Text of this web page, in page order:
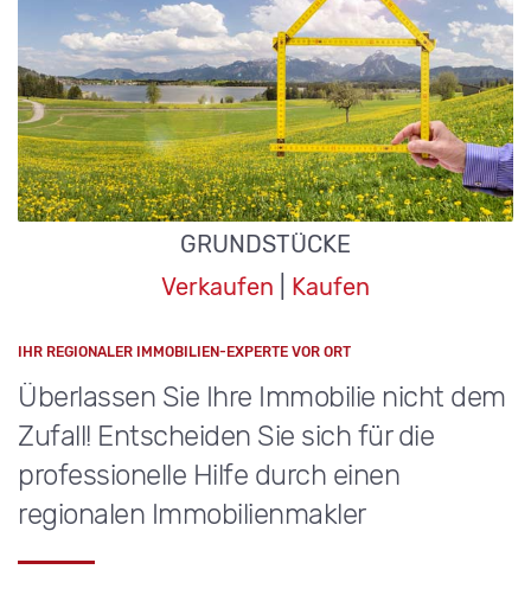
GRUNDSTÜCKE
Verkaufen
Kaufen
IHR REGIONALER IMMOBILIEN-EXPERTE VOR ORT
Überlassen Sie Ihre Immobilie nicht dem
Zufall! Entscheiden Sie sich für die
professionelle Hilfe durch einen
regionalen Immobilienmakler